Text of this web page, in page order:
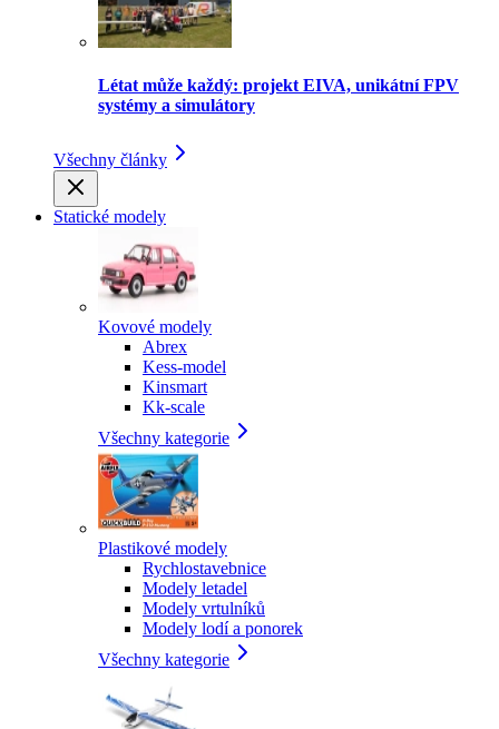
Létat může každý: projekt EIVA, unikátní FPV
systémy a simulátory
Všechny články
Statické modely
Kovové modely
Abrex
Kess-model
Kinsmart
Kk-scale
Všechny kategorie
Plastikové modely
Rychlostavebnice
Modely letadel
Modely vrtulníků
Modely lodí a ponorek
Všechny kategorie